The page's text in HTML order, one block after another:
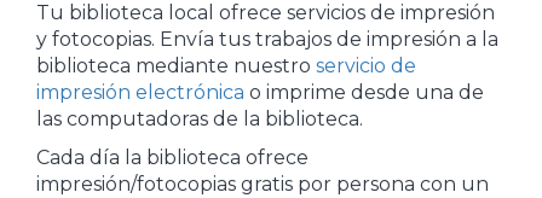
Tu biblioteca local ofrece servicios de impresión
y fotocopias. Envía tus trabajos de impresión a la
biblioteca mediante nuestro servicio de
impresión electrónica o imprime desde una de
las computadoras de la biblioteca.
Cada día la biblioteca ofrece
impresión/fotocopias gratis por persona con un